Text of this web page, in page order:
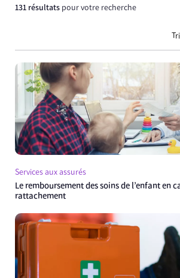
131 résultats pour votre recherche
Services aux assurés
Le remboursement des soins de l’enfant en
rattachement